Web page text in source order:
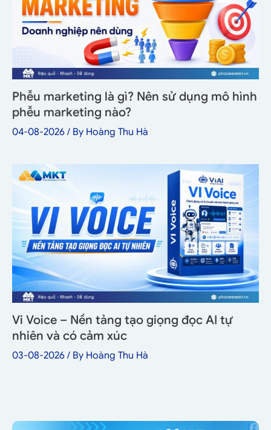
Phễu marketing là gì? Nên sử dụng mô hình
phễu marketing nào?
04-08-2026 / By Hoàng Thu Hà
Vi Voice – Nền tảng tạo giọng đọc AI tự
nhiên và có cảm xúc
03-08-2026 / By Hoàng Thu Hà